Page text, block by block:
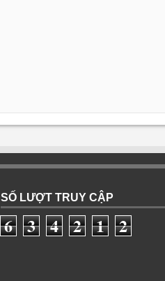
SỐ LƯỢT TRUY CẬP
6 3 4 2 1 2